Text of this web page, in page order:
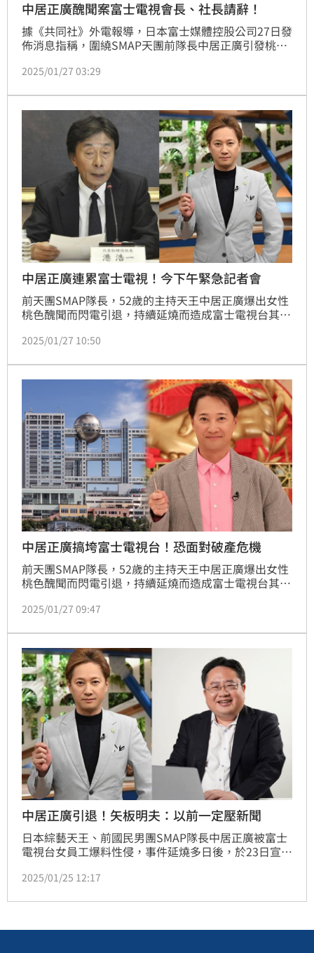
中居正廣醜聞案富士電視會長、社長請辭！
據《共同社》外電報導，日本富士媒體控股公司27日發
佈消息指稱，圍繞SMAP天團前隊長中居正廣引發桃色
包括四位董事會成員：嘉納修治會長、遠藤龍之介副會
現身此次記者會，超過300多家媒體擠爆現場，4人出
場後90度鞠躬深深對社會大眾道歉。
2025/01/27 03:29
中居正廣連累富士電視！今下午緊急記者會
前天團SMAP隊長，52歲的主持天王中居正廣爆出女性
桃色醜聞而閃電引退，持續延燒而造成富士電視台其管
最壞的危機處理，不僅飽受批評，還讓逾75家企業贊助
時間今（27日）下午3點再度舉行記者會說明中居正廣
桃色風波，不過富士電視台高層A男過去噁心行徑仍一
2025/01/27 10:50
中居正廣搞垮富士電視台！恐面對破產危機
前天團SMAP隊長，52歲的主持天王中居正廣爆出女性
桃色醜聞而閃電引退，持續延燒而造成富士電視台其管
最壞的危機處理，不僅飽受批評，還讓超過75家大企業
析，如果這狀況無法改善，蟬聯多年日本收視率冠軍的
富士電視台，頂多撐半年，恐怕將面臨破產危機。
2025/01/27 09:47
中居正廣引退！矢板明夫：以前一定壓新聞
日本綜藝天王、前國民男團SMAP隊長中居正廣被富士
電視台女員工爆料性侵，事件延燒多日後，於23日宣布
響還沒結束，甚至說如果同樣事件發生在20年前，憑著
浩雲
2025/01/25 12:17